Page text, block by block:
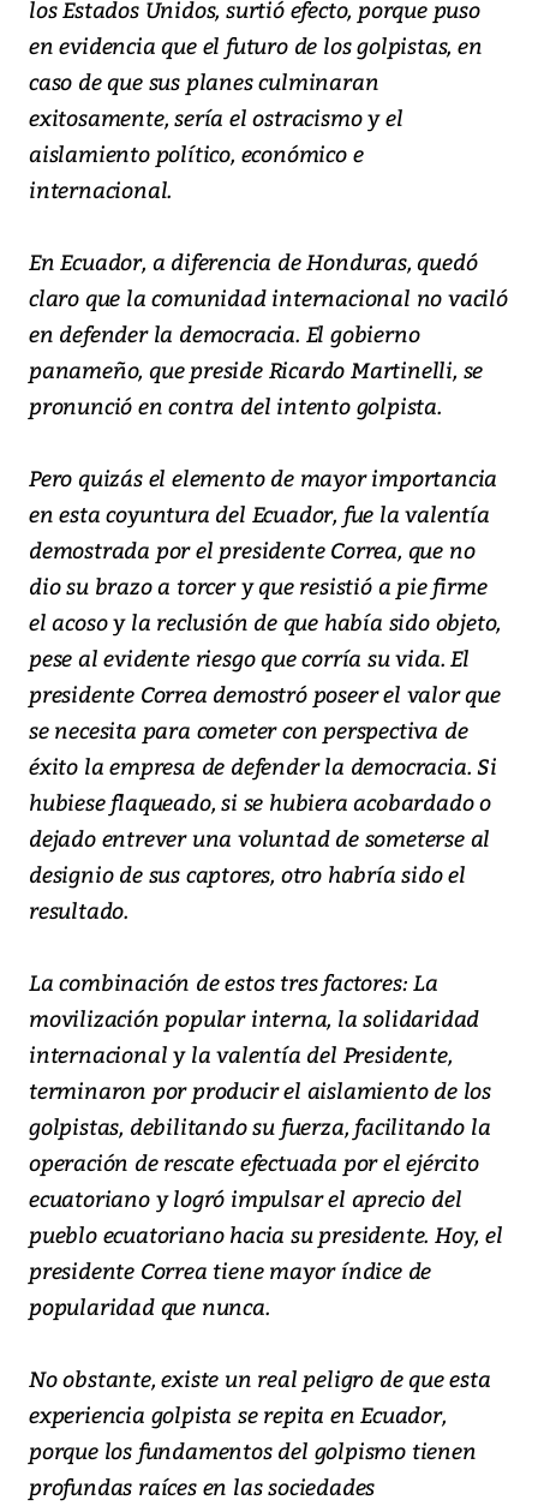
los Estados Unidos, surtió efecto, porque puso
en evidencia que el futuro de los golpistas, en
caso de que sus planes culminaran
exitosamente, sería el ostracismo y el
aislamiento político, económico e
internacional.
En Ecuador, a diferencia de Honduras, quedó
claro que la comunidad internacional no vaciló
en defender la democracia. El gobierno
panameño, que preside Ricardo Martinelli, se
pronunció en contra del intento golpista.
Pero quizás el elemento de mayor importancia
en esta coyuntura del Ecuador, fue la valentía
demostrada por el presidente Correa, que no
dio su brazo a torcer y que resistió a pie firme
el acoso y la reclusión de que había sido objeto,
pese al evidente riesgo que corría su vida. El
presidente Correa demostró poseer el valor que
se necesita para cometer con perspectiva de
éxito la empresa de defender la democracia. Si
hubiese flaqueado, si se hubiera acobardado o
dejado entrever una voluntad de someterse al
designio de sus captores, otro habría sido el
resultado.
La combinación de estos tres factores: La
movilización popular interna, la solidaridad
internacional y la valentía del Presidente,
terminaron por producir el aislamiento de los
golpistas, debilitando su fuerza, facilitando la
operación de rescate efectuada por el ejército
ecuatoriano y logró impulsar el aprecio del
pueblo ecuatoriano hacia su presidente. Hoy, el
presidente Correa tiene mayor índice de
popularidad que nunca.
No obstante, existe un real peligro de que esta
experiencia golpista se repita en Ecuador,
porque los fundamentos del golpismo tienen
profundas raíces en las sociedades